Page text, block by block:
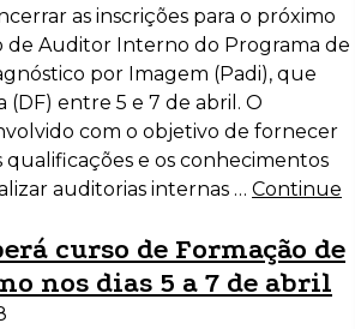
as inscrições para o próximo
de Auditor Interno do Programa de
por Imagem (Padi), que
(DF) entre 5 e 7 de abril. O
com o objetivo de fornecer
qualificações e os conhecimentos
auditorias internas … Continue
curso de Formação de
nos dias 5 a 7 de abril